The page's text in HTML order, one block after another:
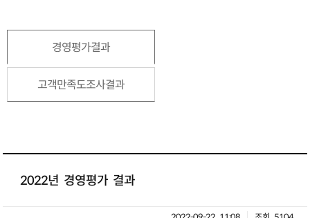
경영평가결과
고객만족도조사결과
2022년 경영평가 결과